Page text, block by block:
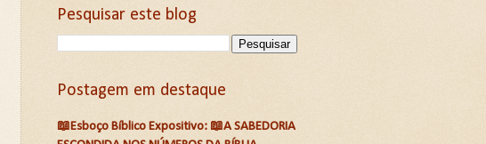
Pesquisar este blog
Postagem em destaque
📖Esboço Bíblico Expositivo: 📖A SABEDORIA